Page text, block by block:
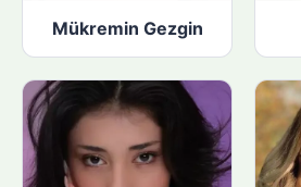
Mükremin Gezgin